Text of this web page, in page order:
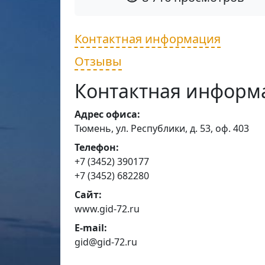
Контактная информация
Отзывы
Контактная
Адрес офиса:
Тюмень, ул. Республики, д. 53, оф. 403
Телефон:
+7 (3452) 390177
+7 (3452) 682280
Сайт:
www.gid-72.ru
E-mail:
gid@gid-72.ru